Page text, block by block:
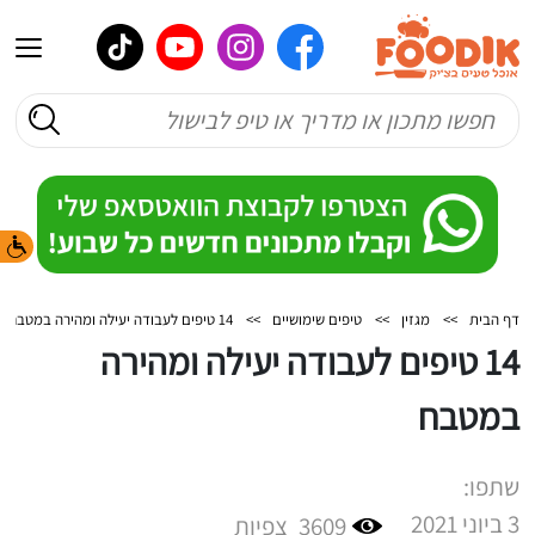
דף הבית >> מגזין >> טיפים שימושיים >> 14 טיפים לעבודה יעילה ומהירה במטבח
14 טיפים לעבודה יעילה ומהירה
במטבח
שתפו:
3 ביוני 2021
3609 צפיות